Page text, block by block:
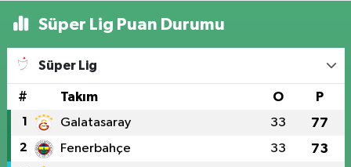
Süper Lig Puan Durumu
Süper Lig
# Takım O P
1 Galatasaray 33 77
2 Fenerbahçe 33 73